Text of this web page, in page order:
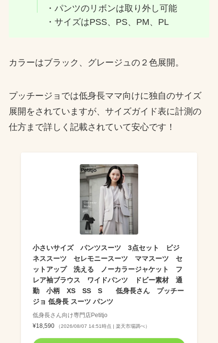
・パンツのリボンは取り外し可能
・サイズはPSS、PS、PM、PL
カラーはブラック、グレージュの２色展開。
プッチージョでは低身長ママ向けに独自のサイズ
展開をされていますが、サイズガイド表に計測の
仕方まで詳しく記載されていて安心です！
小さいサイズ パンツスーツ 3点セット ビジ
ネススーツ セレモニースーツ ママスーツ セ
ットアップ 洗える ノーカラージャケット フ
レア袖ブラウス ワイドパンツ ドビー素材 通
勤 小柄 XS SS S 低身長さん プッチー
ジョ 低身長 スーツ パンツ
低身長さん向け専門店Petitjo
¥18,590
（2026/08/07 14:51時点 | 楽天市場調べ）